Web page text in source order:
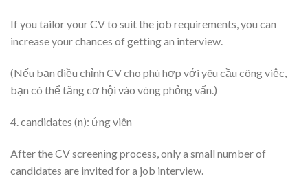
If you tailor your CV to suit the job requirements, you can
increase your chances of getting an interview.
(Nếu bạn điều chỉnh CV cho phù hợp với yêu cầu công việc,
bạn có thể tăng cơ hội vào vòng phỏng vấn.)
4. candidates (n): ứng viên
After the CV screening process, only a small number of
candidates are invited for a job interview.